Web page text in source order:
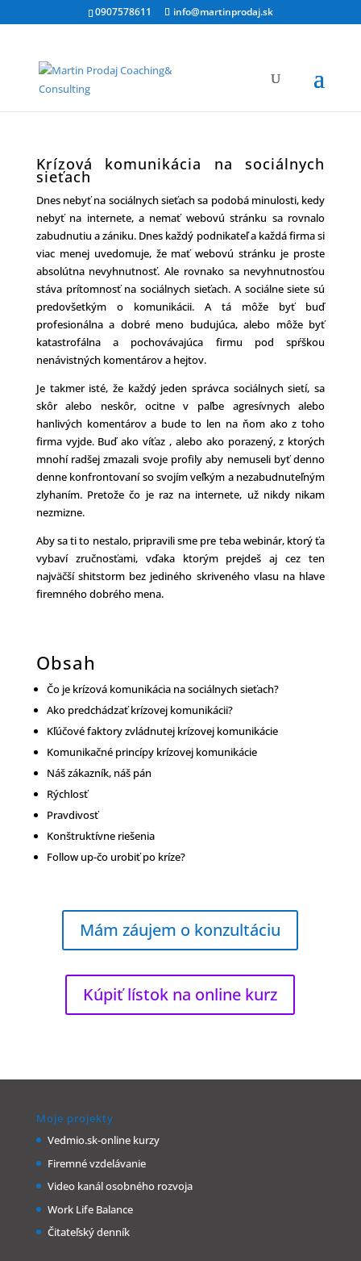
0907578611 info@martinprodaj.sk
Krízová komunikácia na sociálnych
sieťach
Dnes nebyť na sociálnych sieťach sa podobá minulosti, kedy
nebyť na internete, a nemať webovú stránku sa rovnalo
zabudnutiu a zániku. Dnes každý podnikateľ a každá firma si
viac menej uvedomuje, že mať webovú stránku je proste
absolútna nevyhnutnosť. Ale rovnako sa nevyhnutnosťou
stáva prítomnosť na sociálnych sieťach. A sociálne siete sú
predovšetkým o komunikácii. A tá môže byť buď
profesionálna a dobré meno budujúca, alebo môže byť
katastrofálna a pochovávajúca firmu pod spŕškou
nenávistných komentárov a hejtov.
Je takmer isté, že každý jeden správca sociálnych sietí, sa
skôr alebo neskôr, ocitne v paľbe agresívnych alebo
hanlivých komentárov a bude to len na ňom ako z toho
firma vyjde. Buď ako víťaz , alebo ako porazený, z ktorých
mnohí radšej zmazali svoje profily aby nemuseli byť denno
denne konfrontovaní so svojím veľkým a nezabudnuteľným
zlyhaním. Pretože čo je raz na internete, už nikdy nikam
nezmizne.
Aby sa ti to nestalo, pripravili sme pre teba webinár, ktorý ťa
vybaví zručnosťami, vďaka ktorým prejdeš aj cez ten
najväčší shitstorm bez jediného skriveného vlasu na hlave
firemného dobrého mena.
Obsah
Čo je krízová komunikácia na sociálnych sieťach?
Ako predchádzať krízovej komunikácii?
Kľúčové faktory zvládnutej krízovej komunikácie
Komunikačné princípy krízovej komunikácie
Náš zákazník, náš pán
Rýchlosť
Pravdivosť
Konštruktívne riešenia
Follow up-čo urobiť po kríze?
Mám záujem o konzultáciu
Kúpiť lístok na online kurz
Moje projekty
Vedmio.sk-online kurzy
Firemné vzdelávanie
Video kanál osobného rozvoja
Work Life Balance
Čitateľský denník